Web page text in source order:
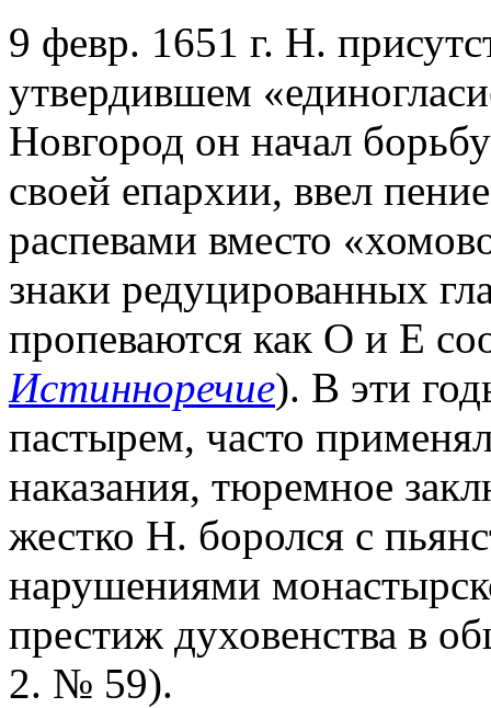
9 февр. 1651 г. Н.
утвердившем
Новгород он начал
своей епархии, ввел
распевами вместо
знаки редуцированных
пропеваются как О и Е
Истинноречие). В эти
пастырем, часто
наказания, тюремное
жестко Н. боролся с
нарушениями
престиж духовенства в
2. № 59).